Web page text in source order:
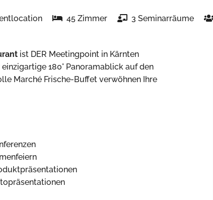
45 Zimmer 3 Seminarräume
ist DER Meetingpoint in Kärnten
180° Panoramablick auf den
Marché Frische-Buffet verwöhnen Ihre